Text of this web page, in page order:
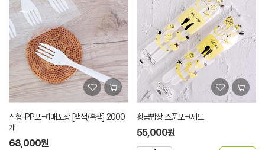
신형-PP포크1매포장 [백색/흑색] 2000
개
68,000원
황금밥상 스푼포크세트
55,000원